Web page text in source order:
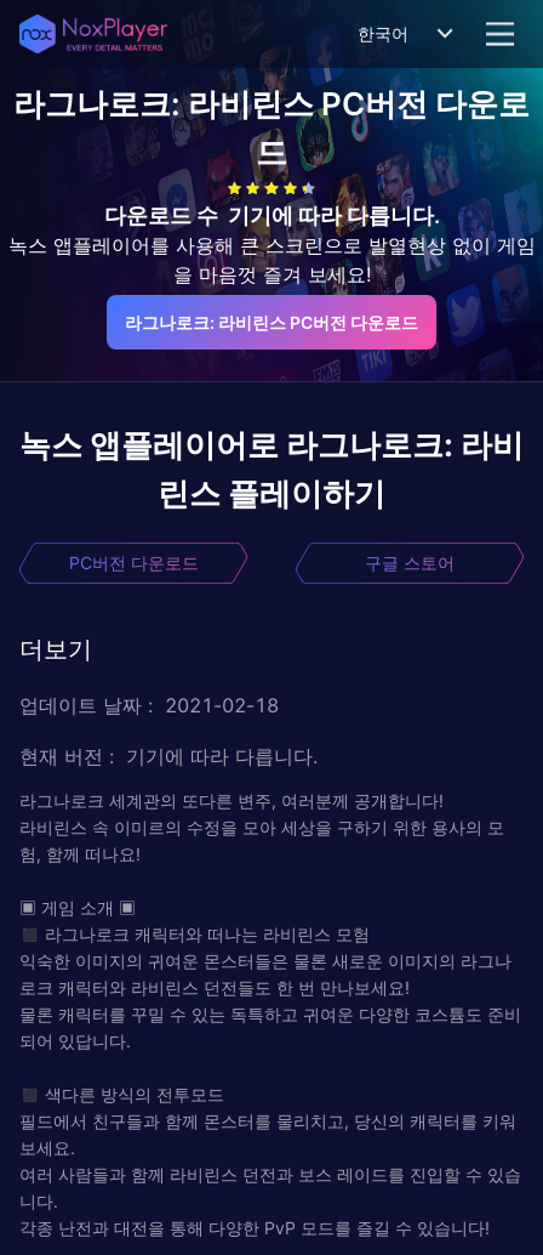
한국어
라그나로크: 라비린스PC버전 다운로
드
다운로드 수 기기에 따라 다릅니다.
녹스 앱플레이어를 사용해 큰 스크린으로 발열현상 없이 게임
을 마음껏 즐겨 보세요!
라그나로크: 라비린스 PC버전 다운로드
녹스 앱플레이어로 라그나로크: 라비
린스 플레이하기
PC버전 다운로드 구글 스토어
더보기
업데이트 날짜 : 2021-02-18
현재 버전 : 기기에 따라 다릅니다.
라그나로크 세계관의 또다른 변주, 여러분께 공개합니다!
라비린스 속 이미르의 수정을 모아 세상을 구하기 위한 용사의 모
험, 함께 떠나요!
▣ 게임 소개 ▣
◼︎ 라그나로크 캐릭터와 떠나는 라비린스 모험
익숙한 이미지의 귀여운 몬스터들은 물론 새로운 이미지의 라그나
로크 캐릭터와 라비린스 던전들도 한 번 만나보세요!
물론 캐릭터를 꾸밀 수 있는 독특하고 귀여운 다양한 코스튬도 준비
되어 있답니다.
◼︎ 색다른 방식의 전투모드
필드에서 친구들과 함께 몬스터를 물리치고, 당신의 캐릭터를 키워
보세요.
여러 사람들과 함께 라비린스 던전과 보스 레이드를 진입할 수 있습
니다.
각종 난전과 대전을 통해 다양한 PvP 모드를 즐길 수 있습니다!